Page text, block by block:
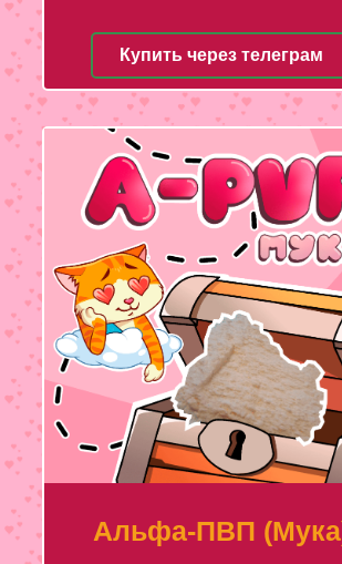
Купить через телеграм
Альфа-ПВП